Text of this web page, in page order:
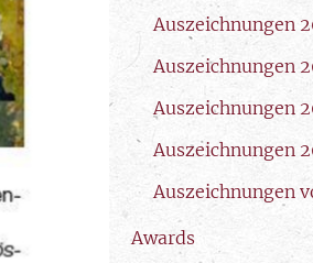
Auszeichnungen
Auszeichnungen
Auszeichnungen
Auszeichnungen
Auszeichnungen
Awards